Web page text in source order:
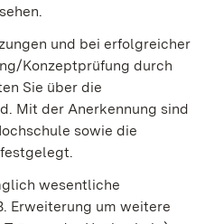
und bei erfolgreicher
Konzeptprüfung durch
Sie über die
Mit der Anerkennung sind
sowie die
wesentliche
Erweiterung um weitere